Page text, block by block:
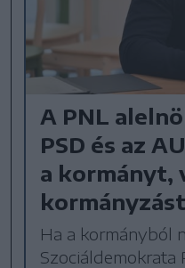
A PNL
PSD és az
a kormányt,
kormányzást
Ha a kormányból
Szociáldemokrata